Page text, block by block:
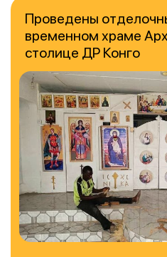
Проведены
временном храме
столице ДР Конго